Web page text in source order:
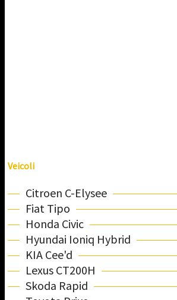
Veicoli
Citroen C-Elysee
Fiat Tipo
Honda Civic
Hyundai Ioniq Hybrid
KIA Cee'd
Lexus CT200H
Skoda Rapid